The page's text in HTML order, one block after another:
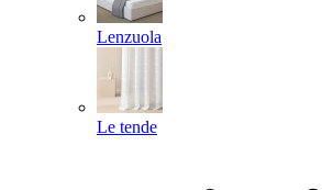
Lenzuola
Le tende